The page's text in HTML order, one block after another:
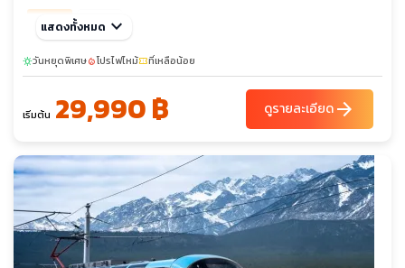
พ.ย. 69
10-15
ธ.ค. 69
01-06 sunny
10-15 18-23
แสดงทั้งหมด keyboard_arrow_down
sunnyวันหยุดพิเศษlocal_fire_departmentโปรไฟไหม้confirmation_numberที่เหลือน้อย
เริ่มต้น 29,990 ฿ ดูรายละเอียดarrow_forward